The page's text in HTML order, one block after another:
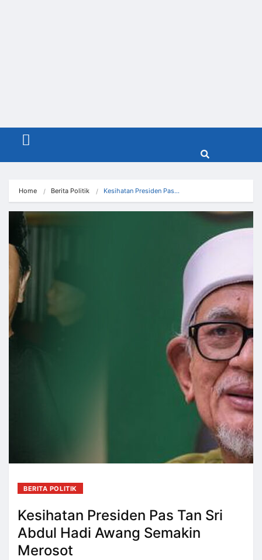
Menu
Home Berita Politik Kesihatan Presiden Pas…
BERITA POLITIK
Kesihatan Presiden Pas Tan Sri
Abdul Hadi Awang Semakin
Merosot